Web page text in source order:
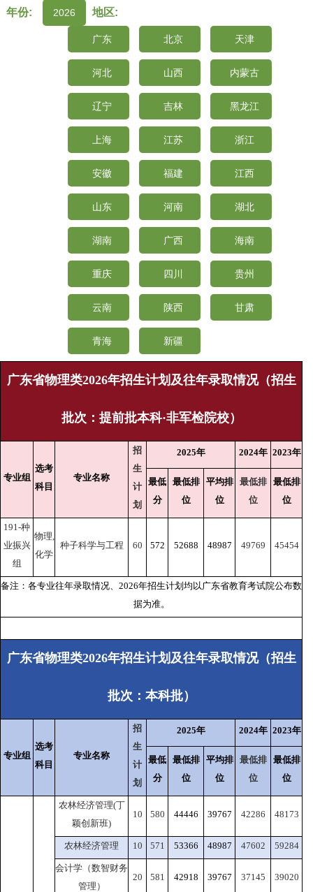
年份: 2026 地区:
广东 北京 天津
河北 山西 内蒙古
辽宁 吉林 黑龙江
上海 江苏 浙江
安徽 福建 江西
山东 河南 湖北
湖南 广西 海南
重庆 四川 贵州
云南 陕西 甘肃
青海 新疆
广东省物理类2026年招生计划及往年录取情况（招生
批次：提前批本科·非军检院校）
专业组
选考
科目
专业名称
招
生
计
划
2025年 2024年 2023年
最低
分
最低排
位
平均排
位
最低排
位
最低排
位
191-种
业振兴
组
物理,
化学
种子科学与工程 60 572 52688 48987 49769 45454
备注：各专业往年录取情况、2026年招生计划均以广东省教育考试院公布数
据为准。
广东省物理类2026年招生计划及往年录取情况（招生
批次：本科批）
专业组
选考
科目
专业名称
招
生
计
划
2025年 2024年 2023年
最低
分
最低排
位
平均排
位
最低排
位
最低排
位
农林经济管理(丁
颖创新班)
10 580 44446 39767 42286 48173
农林经济管理 10 571 53366 48987 47602 59284
会计学（数智财务
管理）
20 581 42918 39767 37145 39020